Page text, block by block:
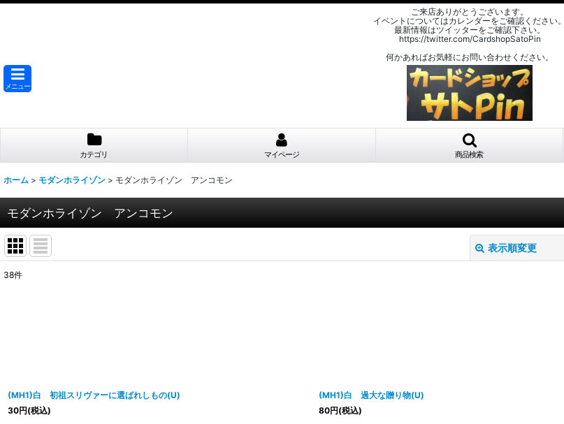
ご来店ありがとうございます。
イベントについてはカレンダーをご確認ください。
最新情報はツイッターをご確認下さい。
https://twitter.com/CardshopSatoPin
何かあればお気軽にお問い合わせください。
メニュー
カテゴリ マイページ 商品検索
ホーム > モダンホライゾン > モダンホライゾン アンコモン
モダンホライゾン アンコモン
表示順変更
38件
(MH1)白 初祖スリヴァーに選ばれしもの(U)
30円(税込)
(MH1)白 過大な贈り物(U)
80円(税込)